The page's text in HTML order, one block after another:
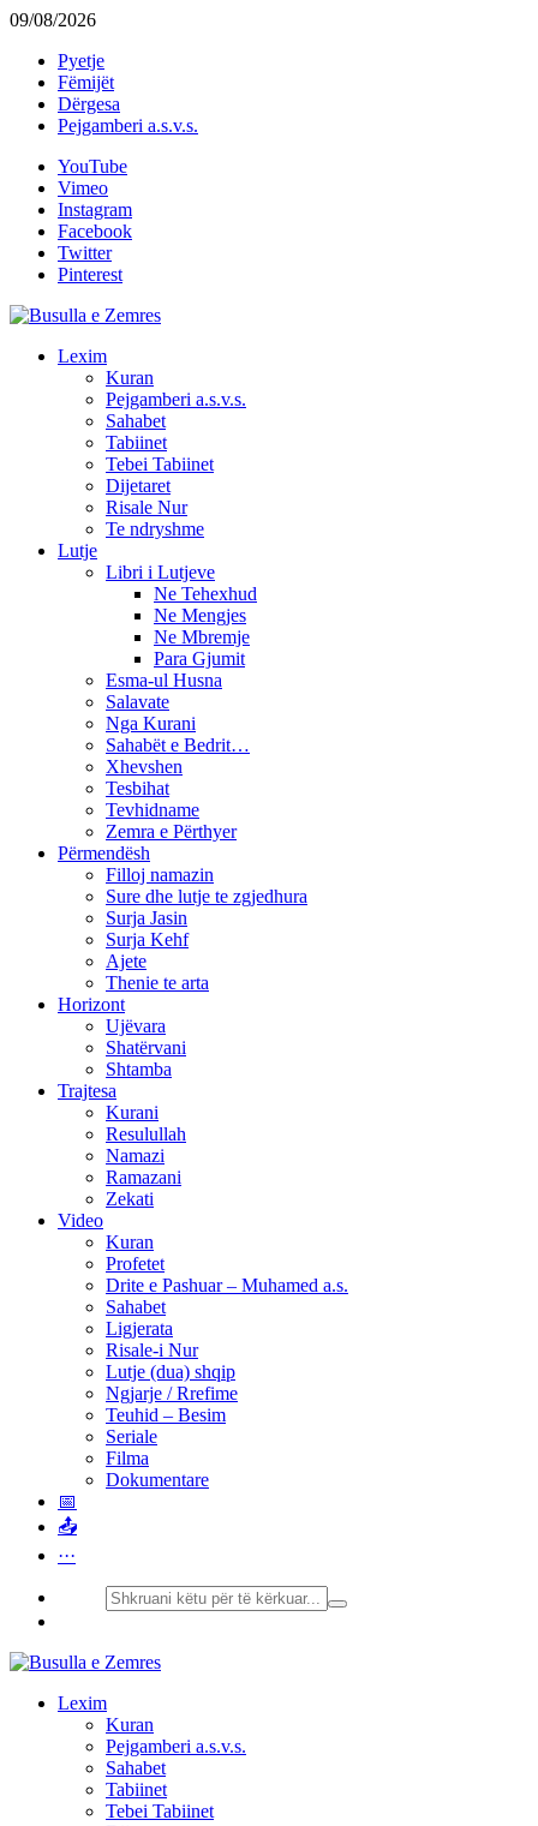
09/08/2026
Pyetje
Fëmijët
Dërgesa
Pejgamberi a.s.v.s.
YouTube
Vimeo
Instagram
Facebook
Twitter
Pinterest
Lexim
Kuran
Pejgamberi a.s.v.s.
Sahabet
Tabiinet
Tebei Tabiinet
Dijetaret
Risale Nur
Te ndryshme
Lutje
Libri i Lutjeve
Ne Tehexhud
Ne Mengjes
Ne Mbremje
Para Gjumit
Esma-ul Husna
Salavate
Nga Kurani
Sahabët e Bedrit…
Xhevshen
Tesbihat
Tevhidname
Zemra e Përthyer
Përmendësh
Filloj namazin
Sure dhe lutje te zgjedhura
Surja Jasin
Surja Kehf
Ajete
Thenie te arta
Horizont
Ujëvara
Shatërvani
Shtamba
Trajtesa
Kurani
Resulullah
Namazi
Ramazani
Zekati
Video
Kuran
Profetet
Drite e Pashuar – Muhamed a.s.
Sahabet
Ligjerata
Risale-i Nur
Lutje (dua) shqip
Ngjarje / Rrefime
Teuhid – Besim
Seriale
Filma
Dokumentare
📅
📤
···
Lexim
Kuran
Pejgamberi a.s.v.s.
Sahabet
Tabiinet
Tebei Tabiinet